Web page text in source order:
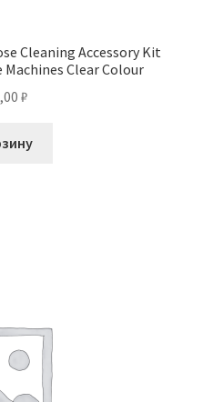
Cleaning Accessory Kit
Clear Colour
₽